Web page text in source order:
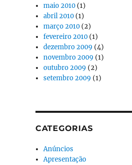
maio 2010 (1)
abril 2010 (1)
março 2010 (2)
fevereiro 2010 (1)
dezembro 2009 (4)
novembro 2009 (1)
outubro 2009 (2)
setembro 2009 (1)
CATEGORIAS
Anúncios
Apresentação